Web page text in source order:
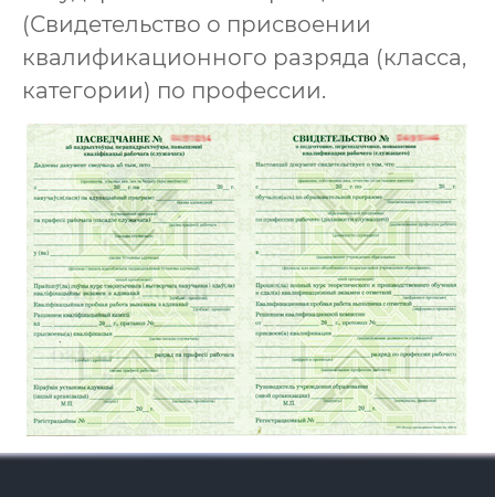
(Свидетельство о присвоении
квалификационного разряда (класса,
категории) по профессии.